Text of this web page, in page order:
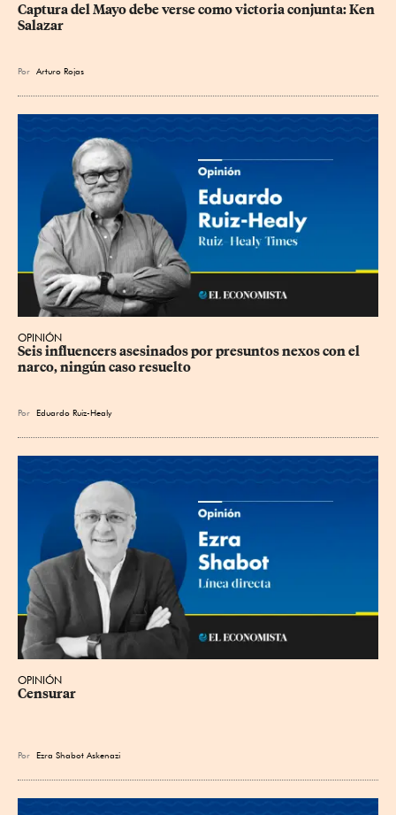
Captura del Mayo debe verse como victoria conjunta: Ken
Salazar
Por Arturo Rojas
OPINIÓN
Seis influencers asesinados por presuntos nexos con el
narco, ningún caso resuelto
Por Eduardo Ruiz-Healy
OPINIÓN
Censurar
Por Ezra Shabot Askenazi